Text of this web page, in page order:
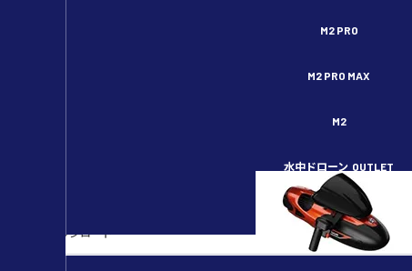
M2 PRO
M2 PRO MAX
M2
水中ドローン OUTLET
DJI関連ダウンロード